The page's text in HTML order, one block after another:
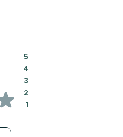
5:
4:
3:
2:
1: